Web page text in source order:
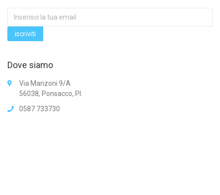
Dove siamo
Via Manzoni 9/A
56038, Ponsacco, PI.
0587 733730